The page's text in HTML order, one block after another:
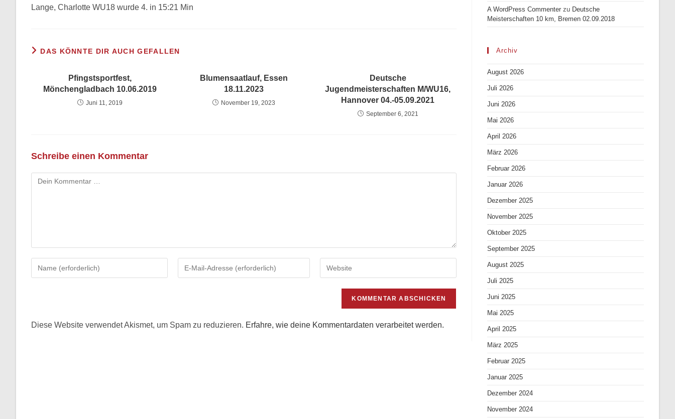
Lange, Charlotte WU18 wurde 4. in 15:21 Min
DAS KÖNNTE DIR AUCH GEFALLEN
Pfingstsportfest,
Mönchengladbach 10.06.2019
Juni 11, 2019
Blumensaatlauf, Essen
18.11.2023
November 19, 2023
Deutsche
Jugendmeisterschaften M/WU16,
Hannover 04.-05.09.2021
September 6, 2021
Schreibe einen Kommentar
Kommentar
deinen
Kommentieren
deine
Kommentieren
deine
Diese Website verwendet Akismet, um Spam zu reduzieren. Erfahre, wie deine Kommentardaten verarbeitet werden.
A WordPress Commenter zu Deutsche
Meisterschaften 10 km, Bremen 02.09.2018
Archiv
August 2026
Juli 2026
Juni 2026
Mai 2026
April 2026
März 2026
Februar 2026
Januar 2026
Dezember 2025
November 2025
Oktober 2025
September 2025
August 2025
Juli 2025
Juni 2025
Mai 2025
April 2025
März 2025
Februar 2025
Januar 2025
Dezember 2024
November 2024